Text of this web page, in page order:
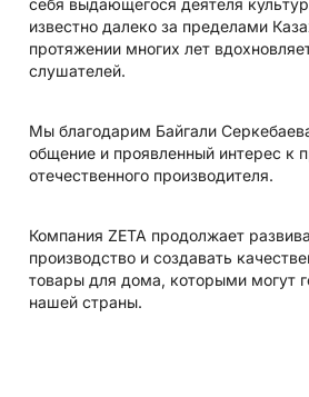
себя выдающегося деятеля
известно далеко за пределами
протяжении многих лет
слушателей.
Мы благодарим Байгали
общение и проявленный интерес к
отечественного производителя.
Компания ZETA продолжает
производство и создавать
товары для дома, которыми могут
нашей страны.